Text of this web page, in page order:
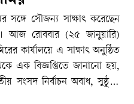
সঙ্গে সৌজন্য সাক্ষাৎ করেছেন
আজ রোববার (২৫ জানুয়ারি)
কার্যালয়ে এ সাক্ষাৎ অনুষ্ঠিত
এক বিজ্ঞপ্তিতে জানানো হয়,
সংসদ নির্বাচন অবাধ, সুষ্ঠু ও